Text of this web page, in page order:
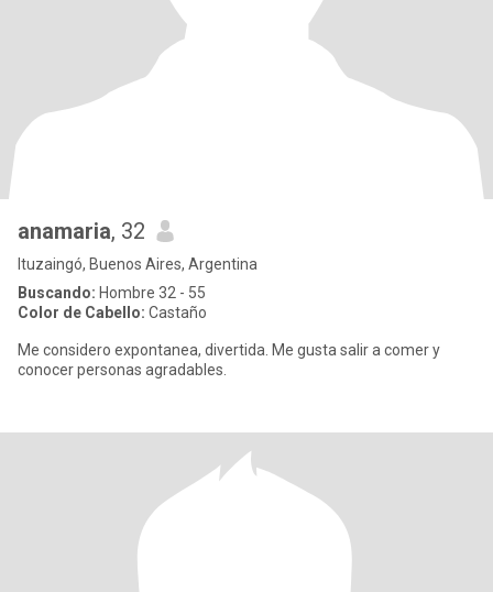
anamaria, 32
Ituzaingó, Buenos Aires, Argentina
Buscando: Hombre 32 - 55
Color de Cabello: Castaño
Me considero expontanea, divertida. Me gusta salir a comer y
conocer personas agradables.